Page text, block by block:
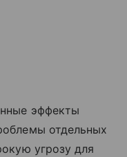
эффекты
отдельных
угрозу для